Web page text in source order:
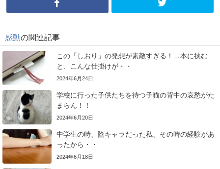
感動の関連記事
この「しおり」の発想が素敵すぎる！→本に挟む
と、こんな仕掛けが・・
2024年6月24日
学校に行った子供たちを待つ子猫の背中の哀愁がた
まらん！！
2024年6月20日
中学生の時、陰キャラだった私、その時の経験があ
ったから・・
2024年6月18日